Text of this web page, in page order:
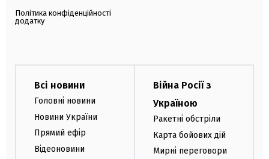
Політика конфіденційності
додатку
Всі новини
Головні новини
Новини України
Прямий ефір
Відеоновини
Війна Росії з
Україною
Ракетні обстріли
Карта бойових дій
Мирні переговори